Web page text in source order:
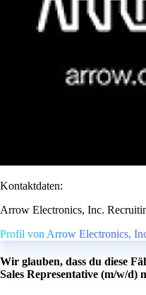
Kontaktdaten:
Arrow Electronics, Inc.
Profil von Arrow Electronics,
Wir glauben, dass du diese
Sales Representative (m/w/d)